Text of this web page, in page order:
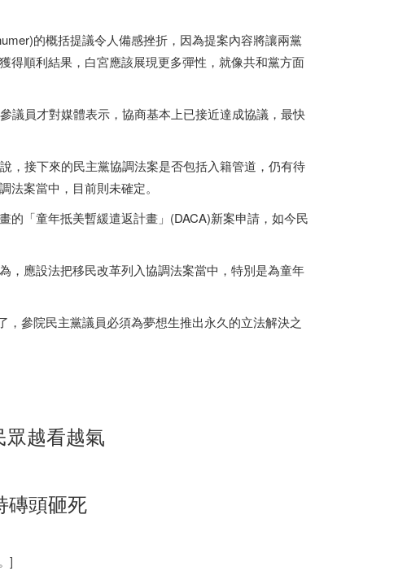
的概括提議令人備感挫折，因為提案內容將讓兩黨
得順利結果，白宮應該展現更多彈性，就像共和黨方面
議員才對媒體表示，協商基本上已接近達成協議，最快
，接下來的民主黨協調法案是否包括入籍管道，仍有待
案當中，目前則未確定。
的「童年抵美暫緩遣返計畫」(DACA)新案申請，如今民
，應設法把移民改革列入協調法案當中，特別是為童年
參院民主黨議員必須為夢想生推出永久的立法解決之
越看越氣
磚頭砸死
]